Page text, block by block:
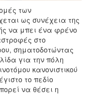
των
ως συνέχεια της
να μπει ένα φρένο
στο
σηματοδοτώντας
για την πόλη
κανονιστικού
το πεδίο
να θέσει η